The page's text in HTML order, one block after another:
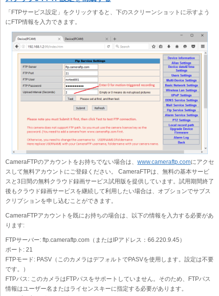
「FTPサービス設定」をクリックすると、下のスクリーンショットに示すよう
にFTP情報を入力できます。
CameraFTPのアカウントをお持ちでない場合は、 www.cameraftp.comにアクセ
スして無料アカウントにご登録ください。 CameraFTPは、無料の基本サービ
スと3日間の無料クラウド録画サービス試用版を提供しています。試用期間終了
後もクラウド録画サービスを継続して利用したい場合は、オプションでサブス
クリプションを申し込むことができます。
CameraFTPアカウントを既にお持ちの場合は、以下の情報を入力する必要があ
ります:
FTPサーバー: ftp.cameraftp.com（またはIPアドレス：66.220.9.45）
ポート: 21
FTPモード: PASV（このカメラはデフォルトでPASVを使用します。設定は不要
です。）
FTPパス: このカメラはFTPパスをサポートしていません。そのため、FTPパス
情報はユーザー名またはライセンスキーに指定する必要があります。